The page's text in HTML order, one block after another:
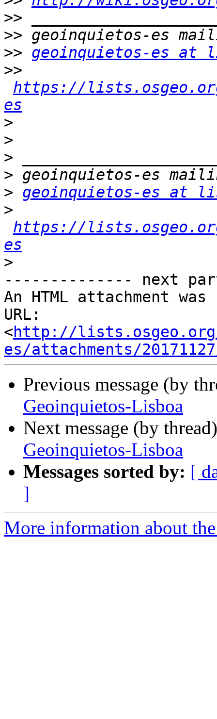
>>
>>
>> geoinquietos-es at
>>
https://
es
>
>
>
>
> geoinquietos-es at
>
https://
es
>
-------------- next
An HTML attachment
URL:
<http://
es/attachments/
Previous message (by
Geoinquietos-Lisboa
Next message (by
Geoinquietos-Lisboa
Messages sorted by: [
]
More information about